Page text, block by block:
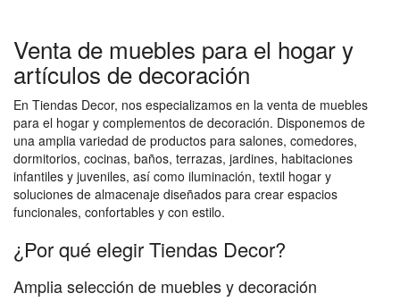
Venta de muebles para el hogar y
artículos de decoración
En Tiendas Decor, nos especializamos en la venta de muebles
para el hogar y complementos de decoración. Disponemos de
una amplia variedad de productos para salones, comedores,
dormitorios, cocinas, baños, terrazas, jardines, habitaciones
infantiles y juveniles, así como iluminación, textil hogar y
soluciones de almacenaje diseñados para crear espacios
funcionales, confortables y con estilo.
¿Por qué elegir Tiendas Decor?
Amplia selección de muebles y decoración